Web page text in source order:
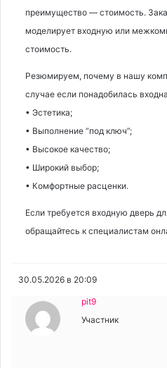
преимущество — стоимость.
моделирует входную или
стоимость.
Резюмируем, почему в нашу
случае если понадобилась
• Эстетика;
• Выполнение “под ключ”;
• Высокое качество;
• Широкий выбор;
• Комфортные расценки.
Если требуется входную дверь
обращайтесь к специалистам
30.05.2026 в 20:09
pit9
Участник